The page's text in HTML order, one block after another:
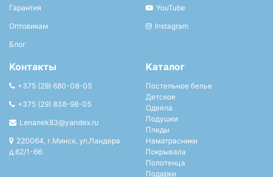
Гарантия
Оптовикам
Блог
YouTube
Instagram
Контакты
+375 (29) 680-08-05
+375 (29) 838-98-05
Lenanek83@yandex.ru
220064, г.Минск, ул.Ландера
д.62/1-66.
Каталог
Постельное белье
Детское
Одеяла
Подушки
Пледы
Наматрасники
Покрывала
Полотенца
Подарки